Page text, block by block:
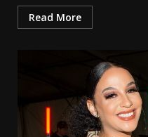
Read More